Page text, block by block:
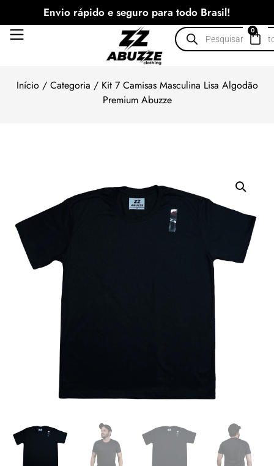
Envio rápido e seguro para todo Brasil!
0
Início/ Categoria / Kit 7 Camisas Masculina Lisa Algodão
Premium Abuzze